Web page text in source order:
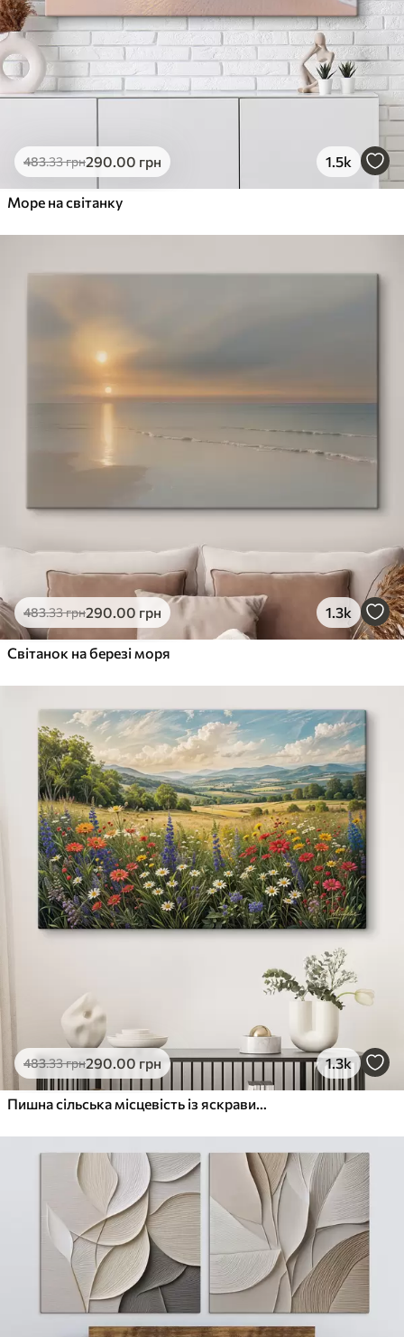
483.33грн290.00 грн 1.5k
Море на світанку
483.33грн290.00 грн 1.3k
Світанок на березі моря
483.33грн290.00 грн 1.3k
Пишна сільська місцевість із яскравим лугом диких квітів, наповненим різнокольоровими квітами під хмарним небом